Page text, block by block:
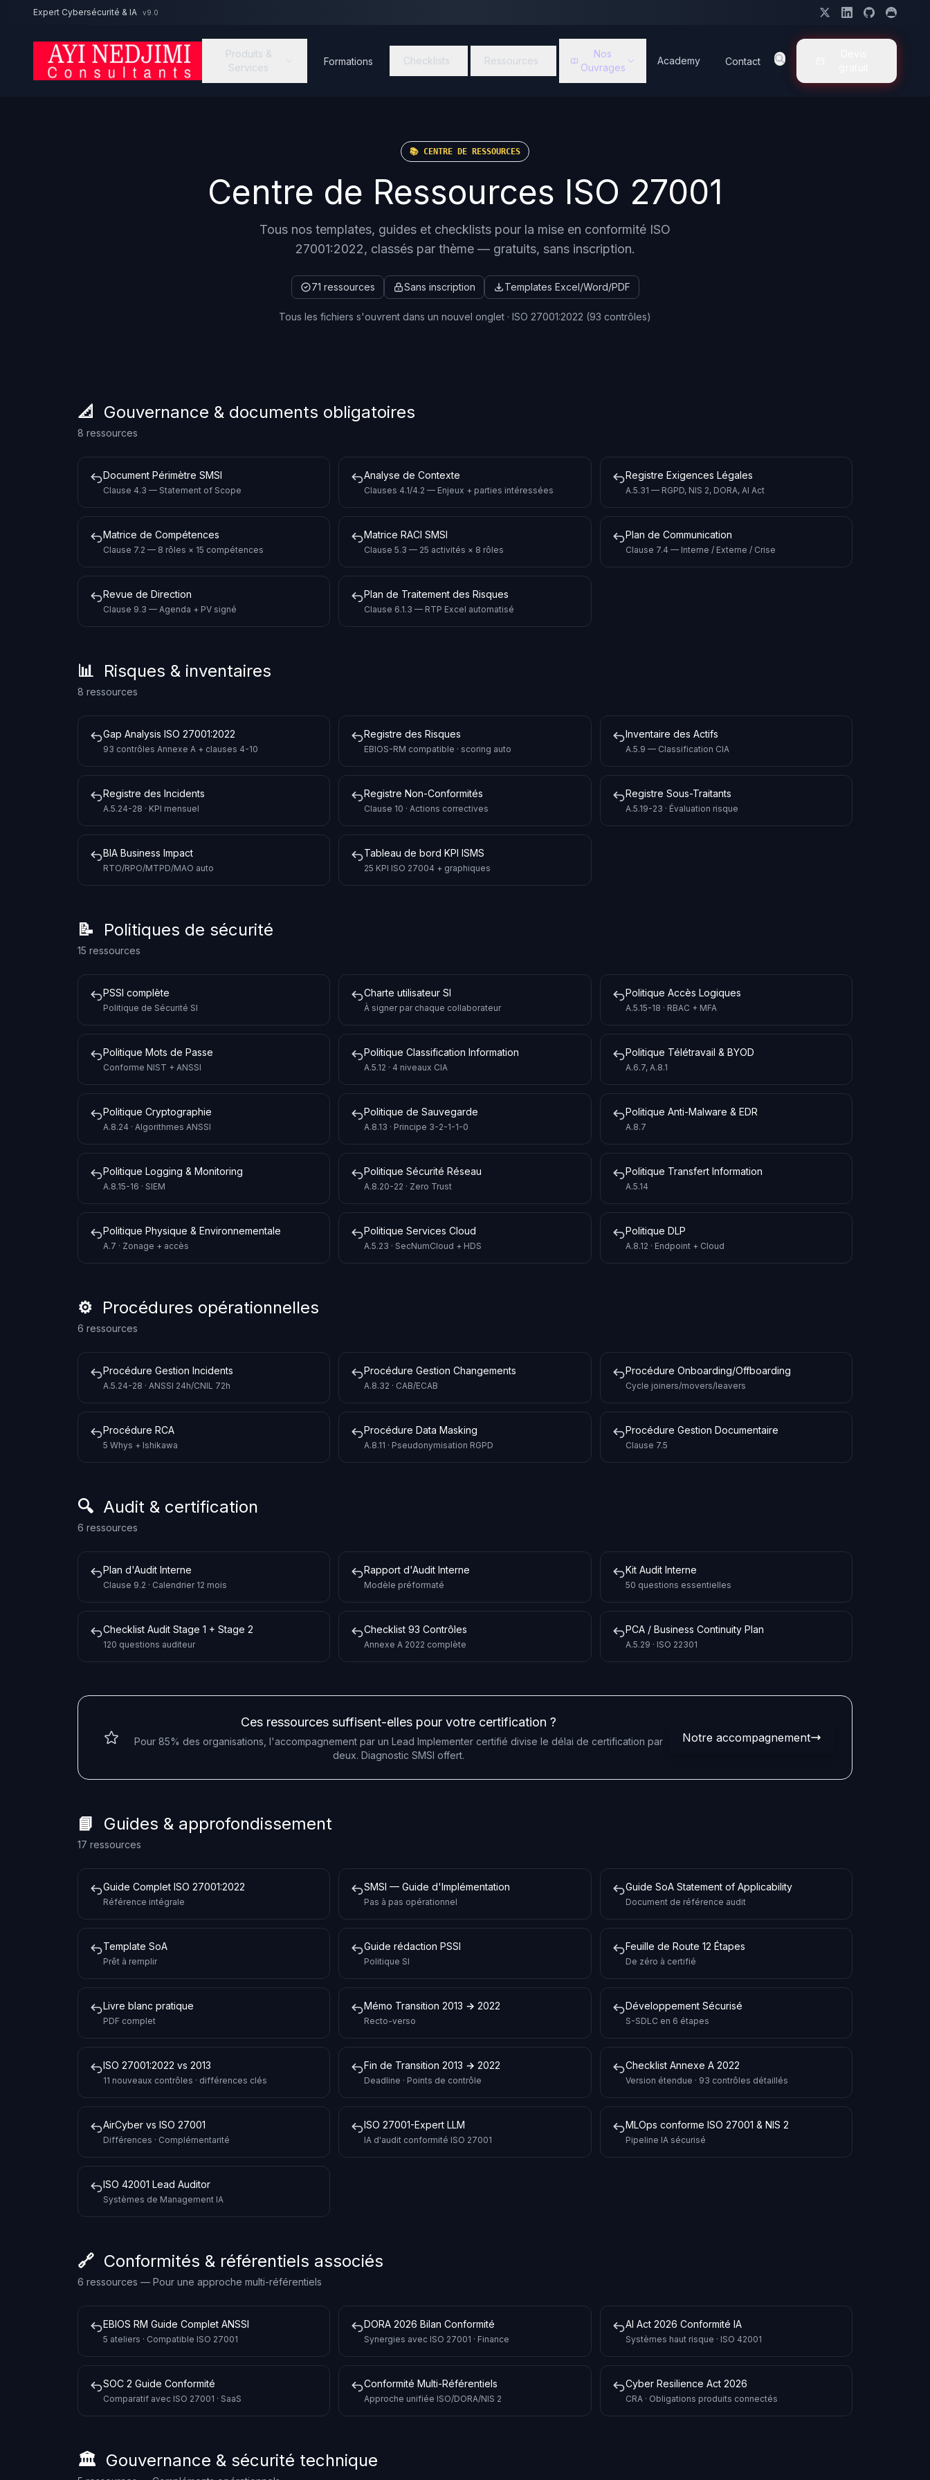
Aller au contenu principal
Expert Cybersécurité & IA v9.0
Produits &
Services
Formations Checklists Ressources
Nos
Ouvrages
Academy Contact
📚 CENTRE DE RESSOURCES
Centre de Ressources ISO 27001
Tous nos templates, guides et checklists pour la mise en conformité ISO
27001:2022, classés par thème — gratuits, sans inscription.
71 ressources Sans inscription Templates Excel/Word/PDF
Tous les fichiers s'ouvrent dans un nouvel onglet · ISO 27001:2022 (93 contrôles)
📐 Gouvernance & documents obligatoires
8 ressources
Document Périmètre SMSI
Clause 4.3 — Statement of Scope
Analyse de Contexte
Clauses 4.1/4.2 — Enjeux + parties intéressées
Registre Exigences Légales
A.5.31 — RGPD, NIS 2, DORA, AI Act
Matrice de Compétences
Clause 7.2 — 8 rôles × 15 compétences
Matrice RACI SMSI
Clause 5.3 — 25 activités × 8 rôles
Plan de Communication
Clause 7.4 — Interne / Externe / Crise
Revue de Direction
Clause 9.3 — Agenda + PV signé
Plan de Traitement des Risques
Clause 6.1.3 — RTP Excel automatisé
📊 Risques & inventaires
8 ressources
Gap Analysis ISO 27001:2022
93 contrôles Annexe A + clauses 4-10
Registre des Risques
EBIOS-RM compatible · scoring auto
Inventaire des Actifs
A.5.9 — Classification CIA
Registre des Incidents
A.5.24-28 · KPI mensuel
Registre Non-Conformités
Clause 10 · Actions correctives
Registre Sous-Traitants
A.5.19-23 · Évaluation risque
BIA Business Impact
RTO/RPO/MTPD/MAO auto
Tableau de bord KPI ISMS
25 KPI ISO 27004 + graphiques
📝 Politiques de sécurité
15 ressources
PSSI complète
Politique de Sécurité SI
Charte utilisateur SI
À signer par chaque collaborateur
Politique Accès Logiques
A.5.15-18 · RBAC + MFA
Politique Mots de Passe
Conforme NIST + ANSSI
Politique Classification Information
A.5.12 · 4 niveaux CIA
Politique Télétravail & BYOD
A.6.7, A.8.1
Politique Cryptographie
A.8.24 · Algorithmes ANSSI
Politique de Sauvegarde
A.8.13 · Principe 3-2-1-1-0
Politique Anti-Malware & EDR
A.8.7
Politique Logging & Monitoring
A.8.15-16 · SIEM
Politique Sécurité Réseau
A.8.20-22 · Zero Trust
Politique Transfert Information
A.5.14
Politique Physique & Environnementale
A.7 · Zonage + accès
Politique Services Cloud
A.5.23 · SecNumCloud + HDS
Politique DLP
A.8.12 · Endpoint + Cloud
⚙️ Procédures opérationnelles
6 ressources
Procédure Gestion Incidents
A.5.24-28 · ANSSI 24h/CNIL 72h
Procédure Gestion Changements
A.8.32 · CAB/ECAB
Procédure Onboarding/Offboarding
Cycle joiners/movers/leavers
Procédure RCA
5 Whys + Ishikawa
Procédure Data Masking
A.8.11 · Pseudonymisation RGPD
Procédure Gestion Documentaire
Clause 7.5
🔍 Audit & certification
6 ressources
Plan d'Audit Interne
Clause 9.2 · Calendrier 12 mois
Rapport d'Audit Interne
Modèle préformaté
Kit Audit Interne
50 questions essentielles
Checklist Audit Stage 1 + Stage 2
120 questions auditeur
Checklist 93 Contrôles
Annexe A 2022 complète
PCA / Business Continuity Plan
A.5.29 · ISO 22301
Ces ressources suffisent-elles pour votre certification ?
Pour 85% des organisations, l'accompagnement par un Lead Implementer certifié divise le délai de certification par
deux. Diagnostic SMSI offert.
Notre accompagnement
📘 Guides & approfondissement
17 ressources
Guide Complet ISO 27001:2022
Référence intégrale
SMSI — Guide d'Implémentation
Pas à pas opérationnel
Guide SoA Statement of Applicability
Document de référence audit
Template SoA
Prêt à remplir
Guide rédaction PSSI
Politique SI
Feuille de Route 12 Étapes
De zéro à certifié
Livre blanc pratique
PDF complet
Mémo Transition 2013 → 2022
Recto-verso
Développement Sécurisé
S-SDLC en 6 étapes
ISO 27001:2022 vs 2013
11 nouveaux contrôles · différences clés
Fin de Transition 2013 → 2022
Deadline · Points de contrôle
Checklist Annexe A 2022
Version étendue · 93 contrôles détaillés
AirCyber vs ISO 27001
Différences · Complémentarité
ISO 27001-Expert LLM
IA d'audit conformité ISO 27001
MLOps conforme ISO 27001 & NIS 2
Pipeline IA sécurisé
ISO 42001 Lead Auditor
Systèmes de Management IA
🔗 Conformités & référentiels associés
6 ressources — Pour une approche multi-référentiels
EBIOS RM Guide Complet ANSSI
5 ateliers · Compatible ISO 27001
DORA 2026 Bilan Conformité
Synergies avec ISO 27001 · Finance
AI Act 2026 Conformité IA
Systèmes haut risque · ISO 42001
SOC 2 Guide Conformité
Comparatif avec ISO 27001 · SaaS
Conformité Multi-Référentiels
Approche unifiée ISO/DORA/NIS 2
Cyber Resilience Act 2026
CRA · Obligations produits connectés
🏛️ Gouvernance & sécurité technique